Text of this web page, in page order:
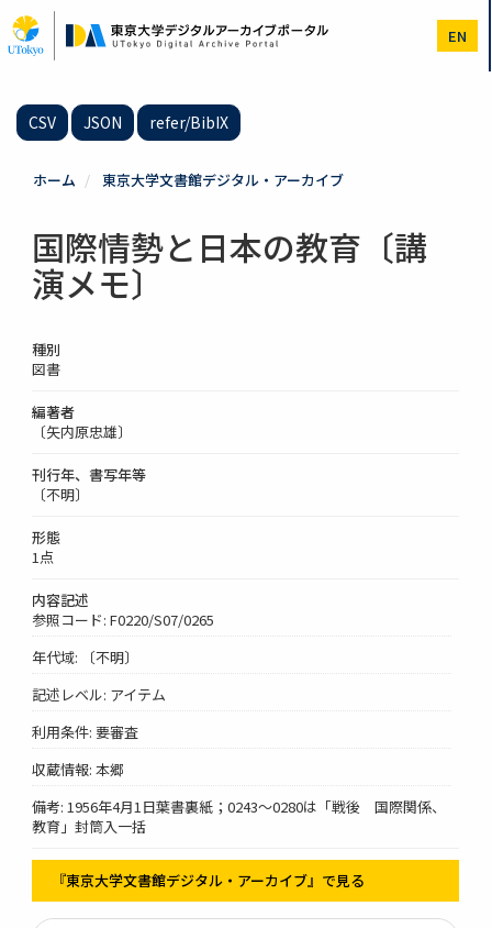
イ
ン
EN
CSV JSON refer/BibIX
ホーム 東京大学文書館デジタル・アーカイブ
国際情勢と日本の教育〔講
演メモ〕
種別
図書
編著者
〔矢内原忠雄〕
刊行年、書写年等
〔不明〕
形態
1点
内容記述
参照コード: F0220/S07/0265
年代域: 〔不明〕
記述レベル: アイテム
利用条件: 要審査
収蔵情報: 本郷
備考: 1956年4月1日葉書裏紙；0243～0280は「戦後 国際関係、
教育」封筒入一括
『東京大学文書館デジタル・アーカイブ』で見る